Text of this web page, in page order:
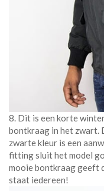
8. Dit is een korte
bontkraag in het zwart.
zwarte kleur is een
fitting sluit het model
mooie bontkraag geeft
staat iedereen!